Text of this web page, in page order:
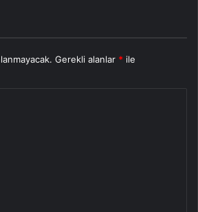
Gerekli alanlar * ile